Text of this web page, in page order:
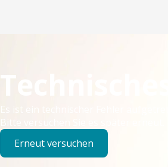
Es ist ein technischer Fehler
Bitte versuchen Sie es später erneut.
Erneut versuchen